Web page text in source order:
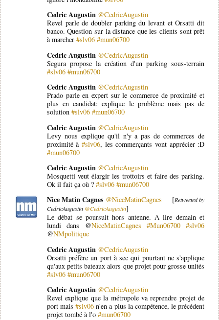
Cedric Augustin @CedricAugustin
Revel parle de doubler parking du levant et Orsatti dit
banco. Question sur la distance que les clients sont prêt
à marcher #slv06 #mun06700
Cedric Augustin @CedricAugustin
Segura propose la création d'un parking sous-terrain
#slv06 #mun06700
Cedric Augustin @CedricAugustin
Prado parle en expert sur le commerce de proximité et
plus en candidat: explique le problème mais pas de
solution #slv06 #mun06700
Cedric Augustin @CedricAugustin
Levy nous explique qu'il n'y a pas de commerces de
proximité à#slv06, les commerçants vont apprécier :D
#mun06700
Cedric Augustin @CedricAugustin
Mosquetti veut élargir les trottoirs et faire des parking.
Ok il fait ça où ? #slv06 #mun06700
Nice Matin Cagnes @NiceMatinCagnes [Retweeted by
CedricAugustin @CedricAugustin]
Le débat se poursuit hors antenne. A lire demain et
lundi dans @NiceMatinCagnes #Mun06700 #slv06
@NMpolitique
Cedric Augustin @CedricAugustin
Orsatti préfère un port à sec qui pourtant ne s'applique
qu'aux petits bateaux alors que projet pour grosse unités
#slv06 #mun06700
Cedric Augustin @CedricAugustin
Revel explique que la métropole va reprendre projet de
port mais#slv06 n'en a plus la compétence, le précédent
projet tombé à l'o #mun06700